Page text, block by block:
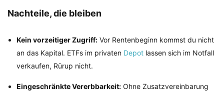
Nachteile, die bleiben
Kein vorzeitiger Zugriff: Vor Rentenbeginn kommst du nicht
an das Kapital. ETFs im privaten Depot lassen sich im Notfall
verkaufen, Rürup nicht.
Eingeschränkte Vererbbarkeit: Ohne Zusatzvereinbarung